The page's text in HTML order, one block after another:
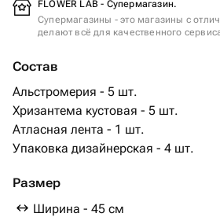
FLOWER LAB - Супермагазин.
Супермагазины - это магазины с
делают всё для качественного
Состав
Альстромерия - 5 шт.
Хризантема кустовая - 5 шт.
Атласная лента - 1 шт.
Упаковка дизайнерская - 4 шт.
Размер
Ширина - 45 см